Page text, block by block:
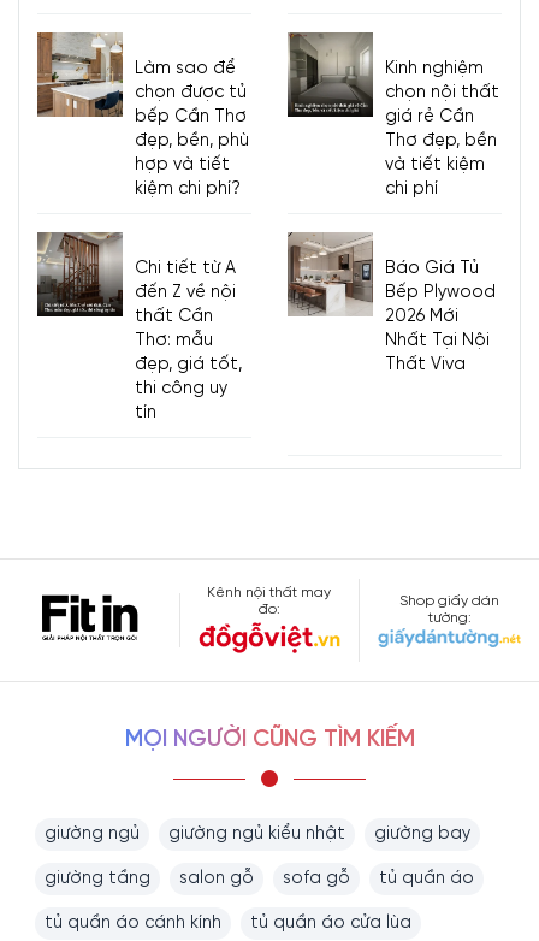
Làm sao để
chọn được tủ
bếp Cần Thơ
đẹp, bền, phù
hợp và tiết
kiệm chi phí?
Kinh nghiệm
chọn nội thất
giá rẻ Cần
Thơ đẹp, bền
và tiết kiệm
chi phí
Chi tiết từ A
đến Z về nội
thất Cần
Thơ: mẫu
đẹp, giá tốt,
thi công uy
tín
Báo Giá Tủ
Bếp Plywood
2026 Mới
Nhất Tại Nội
Thất Viva
Kênh nội thất may
đo:
Shop giấy dán
tường:
MỌI NGƯỜI CŨNG TÌM KIẾM
giường ngủ giường ngủ kiểu nhật giường bay
giường tầng salon gỗ sofa gỗ tủ quần áo
tủ quần áo cánh kính tủ quần áo cửa lùa